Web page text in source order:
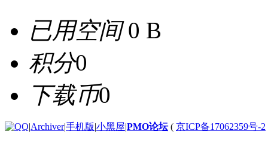
已用空间0 B
积分0
下载币0
|Archiver|手机版|小黑屋|PMO论坛( 京ICP备17062359号-2